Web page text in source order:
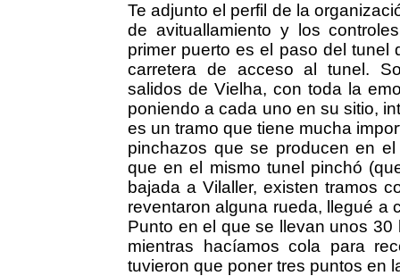
Te adjunto el perfil de la
de avituallamiento y los
primer puerto es el paso del tunel
carretera de acceso al tunel.
salidos de Vielha, con toda la
poniendo a cada uno en su sitio,
es un tramo que tiene mucha
pinchazos que se producen en
que en el mismo tunel pinchó
bajada a Vilaller, existen tramos
reventaron alguna rueda, llegué a
Punto en el que se llevan unos
mientras hacíamos cola para
tuvieron que poner tres puntos en